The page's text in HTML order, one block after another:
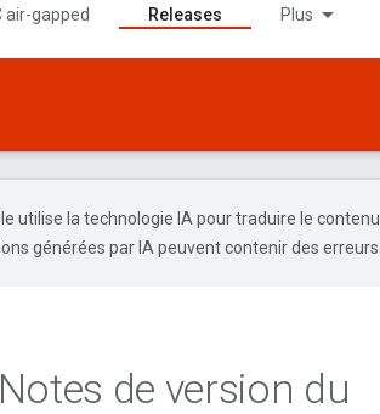
air-gapped Releases Plus
utilise la technologie IA pour traduire le
générées par IA peuvent contenir des erreurs.
de version du